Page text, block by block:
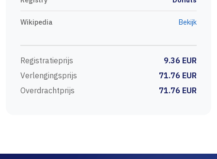
Wikipedia Bekijk
Registratieprijs
9.36 EUR
Verlengingsprijs
71.76 EUR
Overdrachtprijs
71.76 EUR